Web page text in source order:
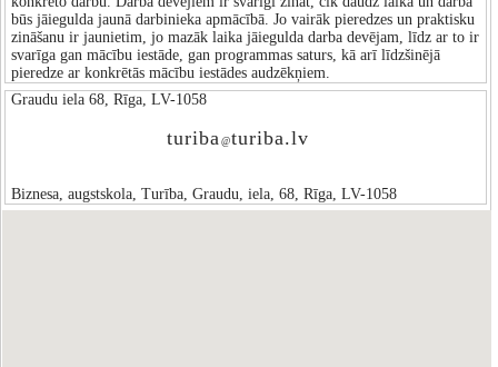
būs jāiegulda jaunā darbinieka apmācībā. Jo vairāk pieredzes un praktisku
zināšanu ir jaunietim, jo mazāk laika jāiegulda darba devējam, līdz ar to ir
svarīga gan mācību iestāde, gan programmas saturs, kā arī līdzšinējā
pieredze ar konkrētās mācību iestādes audzēkņiem.
Graudu iela 68, Rīga, LV-1058
turiba @turiba.lv
Biznesa, augstskola, Turība, Graudu, iela, 68, Rīga, LV-1058